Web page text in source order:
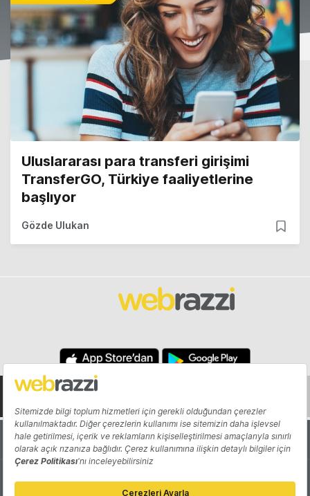
Uluslararası para transferi girişimi
TransferGO, Türkiye faaliyetlerine
başlıyor
Gözde Ulukan
Hakkında Yazarlar
Katkıda Bulun Reklam